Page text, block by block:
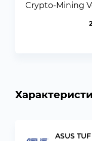
Crypto-Mining
ASUS